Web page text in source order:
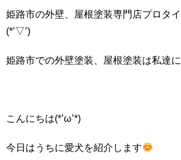
姫路市の外壁、屋根塗装専門店プロタ
(*’▽’)
姫路市での外壁塗装、屋根塗装は私達
こんにちは(*’ω’*)
今日はうちに愛犬を紹介します